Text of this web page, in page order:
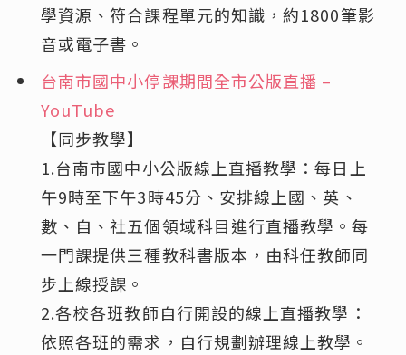
學資源、符合課程單元的知識，約1800筆影
音或電子書。
台南市國中小停課期間全市公版直播 –
YouTube
【同步教學】
1.台南市國中小公版線上直播教學：每日上
午9時至下午3時45分、安排線上國、英、
數、自、社五個領域科目進行直播教學。每
一門課提供三種教科書版本，由科任教師同
步上線授課。
2.各校各班教師自行開設的線上直播教學：
依照各班的需求，自行規劃辦理線上教學。